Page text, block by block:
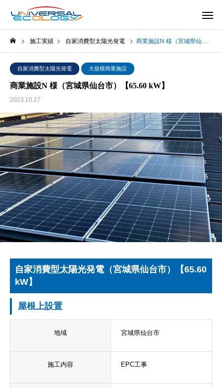
施工実績 自家消費型太陽光発電 商業施設N 様（宮城県仙台市）【65.60 kW】
自家消費型太陽光発電 大規模商業施設
商業施設N 様（宮城県仙台市）【65.60 kW】
2023.10.27
自家消費型太陽光発電（宮城県仙台市）【65.60
kW】
屋根上設置
地域 宮城県仙台市
施工内容 EPC工事